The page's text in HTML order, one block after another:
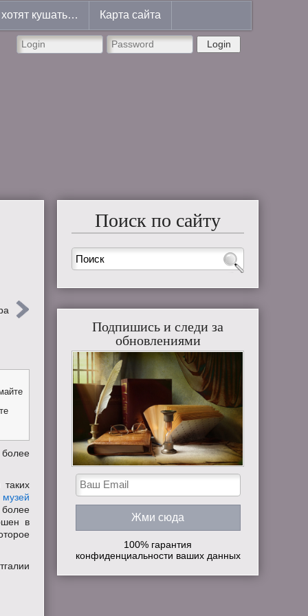
кушать… Карта сайта
Login
более
музей
в
Поиск по сайту
Подпишись и следи за
обновлениями
100% гарантия
конфиденциальности ваших данных